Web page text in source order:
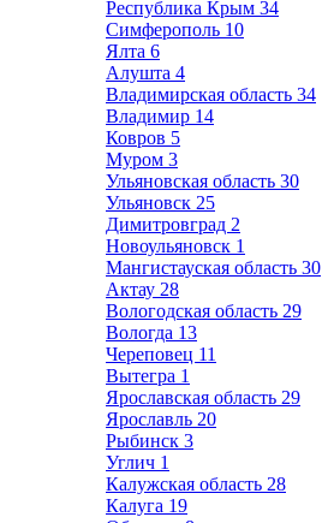
Республика Крым 34
Симферополь 10
Ялта 6
Алушта 4
Владимирская область 34
Владимир 14
Ковров 5
Муром 3
Ульяновская область 30
Ульяновск 25
Димитровград 2
Новоульяновск 1
Мангистауская область 30
Актау 28
Вологодская область 29
Вологда 13
Череповец 11
Вытегра 1
Ярославская область 29
Ярославль 20
Рыбинск 3
Углич 1
Калужская область 28
Калуга 19